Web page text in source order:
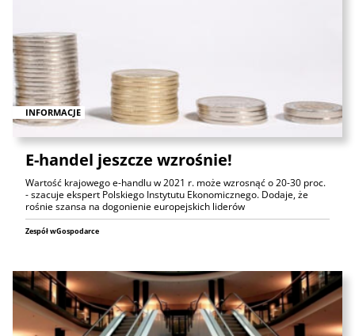
INFORMACJE
E-handel jeszcze wzrośnie!
Wartość krajowego e-handlu w 2021 r. może wzrosnąć o 20-30 proc.
- szacuje ekspert Polskiego Instytutu Ekonomicznego. Dodaje, że
rośnie szansa na dogonienie europejskich liderów
Zespół wGospodarce